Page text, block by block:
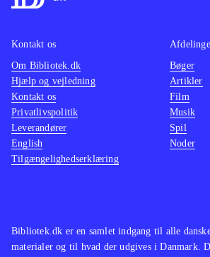
Bibliotek.dk er en samlet indgang til alle
materialer og til hvad der udgives i Danmark.
Kontakt os
Om Bibliotek.dk
Hjælp og vejledning
Kontakt os
Privatlivspolitik
Leverandører
English
Tilgængelighedserklæring
Bøger
Artikler
Film
Musik
Spil
Noder